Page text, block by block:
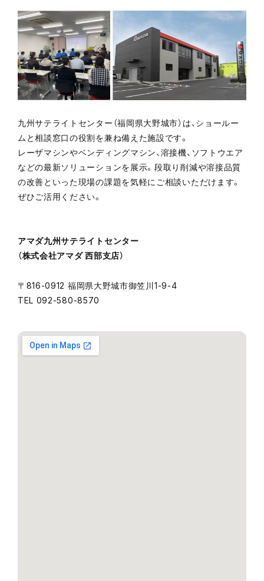
九州サテライトセンター（福岡県大野城市）は、ショールー
ムと相談窓口の役割を兼ね備えた施設です。
レーザマシンやベンディングマシン、溶接機、ソフトウエア
などの最新ソリューションを展示。段取り削減や溶接品質
の改善といった現場の課題を気軽にご相談いただけます。
ぜひご活用ください。
アマダ九州サテライトセンター
（株式会社アマダ 西部支店）
〒816-0912 福岡県大野城市御笠川1-9-4
TEL 092-580-8570